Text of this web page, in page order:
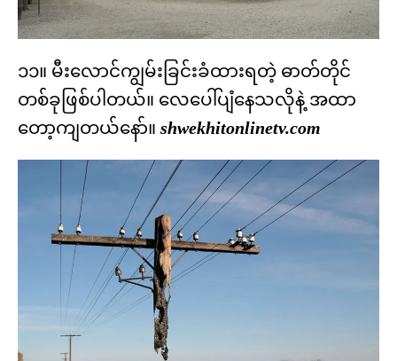
၁၁။ မီးလောင်ကျွမ်းခြင်းခံထားရတဲ့ ဓာတ်တိုင်
တစ်ခုဖြစ်ပါတယ်။ လေပေါ်ပျံနေသလိုနဲ့ အထာ
တော့ကျတယ်နော်။ shwekhitonlinetv.com